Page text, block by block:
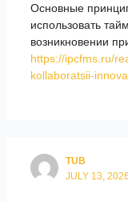
Основные
использовать
возникновении
https://ipcfms.ru/
kollaboratsii-
TUB
JULY 13,